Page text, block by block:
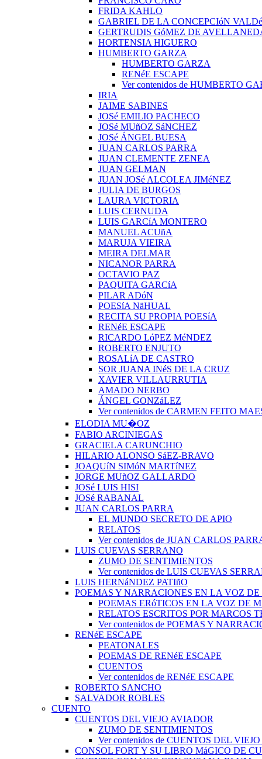
FRIDA KAHLO
GABRIEL DE LA CONCEPCIóN
GERTRUDIS GóMEZ DE
HORTENSIA HIGUERO
HUMBERTO GARZA
HUMBERTO GARZA
RENéE ESCAPE
Ver contenidos de HUMBERTO
IRIA
JAIME SABINES
JOSé EMILIO PACHECO
JOSé MUñOZ SáNCHEZ
JOSé ÁNGEL BUESA
JUAN CARLOS PARRA
JUAN CLEMENTE ZENEA
JUAN GELMAN
JUAN JOSé ALCOLEA JIMéNEZ
JULIA DE BURGOS
LAURA VICTORIA
LUIS CERNUDA
LUIS GARCíA MONTERO
MANUEL ACUñA
MARUJA VIEIRA
MEIRA DELMAR
NICANOR PARRA
OCTAVIO PAZ
PAQUITA GARCíA
PILAR ADóN
POESíA NäHUAL
RECITA SU PROPIA POESíA
RENéE ESCAPE
RICARDO LóPEZ MéNDEZ
ROBERTO ENJUTO
ROSALíA DE CASTRO
SOR JUANA INéS DE LA CRUZ
XAVIER VILLAURRUTIA
AMADO NERBO
ÁNGEL GONZáLEZ
Ver contenidos de CARMEN FEITO
ELODIA MU�OZ
FABIO ARCINIEGAS
GRACIELA CARUNCHIO
HILARIO ALONSO SáEZ-BRAVO
JOAQUíN SIMóN MARTíNEZ
JORGE MUñOZ GALLARDO
JOSé LUIS HISI
JOSé RABANAL
JUAN CARLOS PARRA
EL MUNDO SECRETO DE APIO
RELATOS
Ver contenidos de JUAN CARLOS
LUIS CUEVAS SERRANO
ZUMO DE SENTIMIENTOS
Ver contenidos de LUIS CUEVAS
LUIS HERNáNDEZ PATIñO
POEMAS Y NARRACIONES EN LA VOZ DE
POEMAS ERóTICOS EN LA VOZ DE
RELATOS ESCRITOS POR MARCOS
Ver contenidos de POEMAS Y
RENéE ESCAPE
PEATONALES
POEMAS DE RENéE ESCAPE
CUENTOS
Ver contenidos de RENéE ESCAPE
ROBERTO SANCHO
SALVADOR ROBLES
CUENTO
CUENTOS DEL VIEJO AVIADOR
ZUMO DE SENTIMIENTOS
Ver contenidos de CUENTOS DEL
CONSOL FORT Y SU LIBRO MáGICO DE